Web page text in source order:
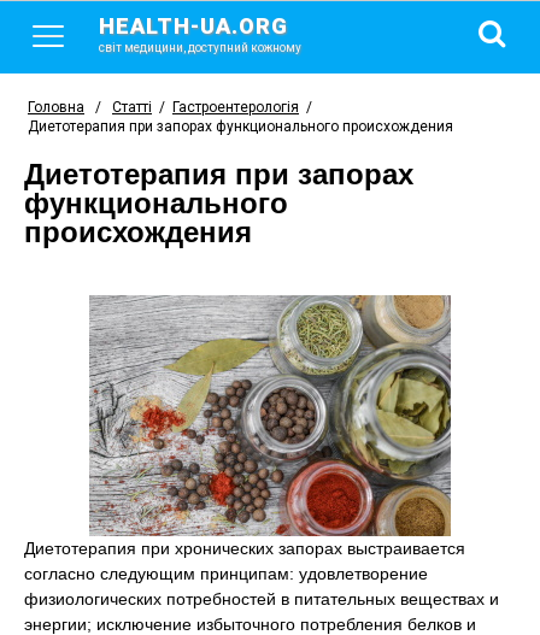
HEALTH-UA.ORG
світ медицини, доступний кожному
Головна / Статті / Гастроентерологія /
Диетотерапия при запорах функционального происхождения
Диетотерапия при запорах
функционального
происхождения
Диетотерапия при хронических запорах выстраивается
согласно следующим принципам: удовлетворение
физиологических потребностей в питательных веществах и
энергии; исключение избыточного потребления белков и